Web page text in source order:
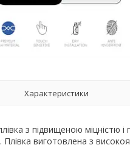
Характеристики
з підвищеною міцністю
виготовлена з